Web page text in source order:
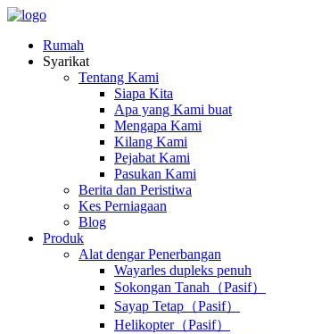
Rumah
Syarikat
Tentang Kami
Siapa Kita
Apa yang Kami buat
Mengapa Kami
Kilang Kami
Pejabat Kami
Pasukan Kami
Berita dan Peristiwa
Kes Perniagaan
Blog
Produk
Alat dengar Penerbangan
Wayarles dupleks penuh
Sokongan Tanah（Pasif）
Sayap Tetap（Pasif）
Helikopter（Pasif）